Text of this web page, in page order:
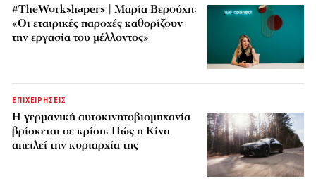
#TheWorkshapers | Μαρία Βερούχη:
«Οι εταιρικές παροχές καθορίζουν
την εργασία του μέλλοντος»
ΕΠΙΧΕΙΡΗΣΕΙΣ
Η γερμανική αυτοκινητοβιομηχανία
βρίσκεται σε κρίση: Πώς η Κίνα
απειλεί την κυριαρχία της